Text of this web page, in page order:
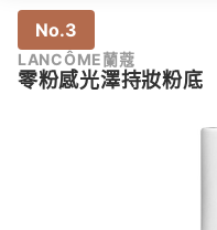
No.3
LANCÔME蘭蔻
零粉感光澤持妝粉底